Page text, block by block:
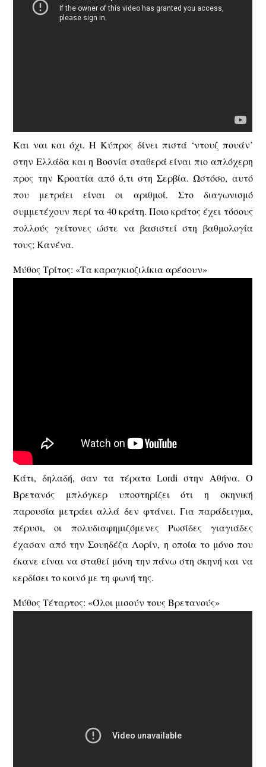
Και ναι και όχι. Η Κύπρος δίνει πιστά ‘ντουζ πουάν’
στην Ελλάδα και η Βοσνία σταθερά είναι πιο απλόχερη
προς την Κροατία από ό,τι στη Σερβία. Ωστόσο, αυτό
που μετράει είναι οι αριθμοί. Στο διαγωνισμό
συμμετέχουν περί τα 40 κράτη. Ποιο κράτος έχει τόσους
πολλούς γείτονες ώστε να βασιστεί στη βαθμολογία
τους; Κανένα.
Μύθος Τρίτος: «Τα καραγκιοζιλίκια αρέσουν»
Κάτι, δηλαδή, σαν τα τέρατα Lordi στην Αθήνα. Ο
Βρετανός μπλόγκερ υποστηρίζει ότι η σκηνική
παρουσία μετράει αλλά δεν φτάνει. Για παράδειγμα,
πέρυσι, οι πολυδιαφημιζόμενες Ρωσίδες γιαγιάδες
έχασαν από την Σουηδέζα Λορίν, η οποία το μόνο που
έκανε είναι να σταθεί μόνη την πάνω στη σκηνή και να
κερδίσει το κοινό με τη φωνή της.
Μύθος Τέταρτος: «Όλοι μισούν τους Βρετανούς»